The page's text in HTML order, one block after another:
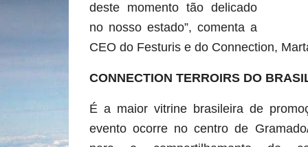
deste momento tão delicado
no nosso estado”, comenta a
CEO do Festuris e do Connection,
CONNECTION TERROIRS DO
É a maior vitrine brasileira de
evento ocorre no centro de